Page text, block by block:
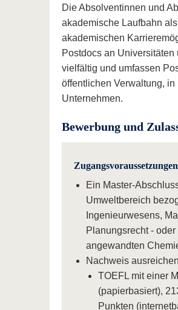
Die Absolventinnen und
akademische Laufbahn
akademischen
Postdocs an
vielfältig und umfassen
öffentlichen Verwaltung,
Unternehmen.
Bewerbung und
Zugangsvoraussetzungen
Ein Master-
Umweltbereich
Ingenieurwesens,
Planungsrecht -
angewandten
Nachweis
TOEFL mit einer
(papierbasiert),
Punkten